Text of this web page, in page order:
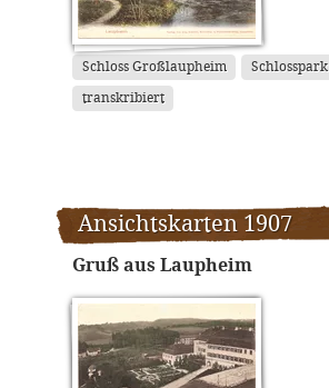
Schloss Großlaupheim Schlosspark
transkribiert
Ansichtskarten 1907
Gruß aus Laupheim